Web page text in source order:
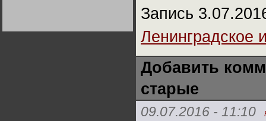
Запись
Ленинградское
Добавить
старые
09.07.2016 - 11:10